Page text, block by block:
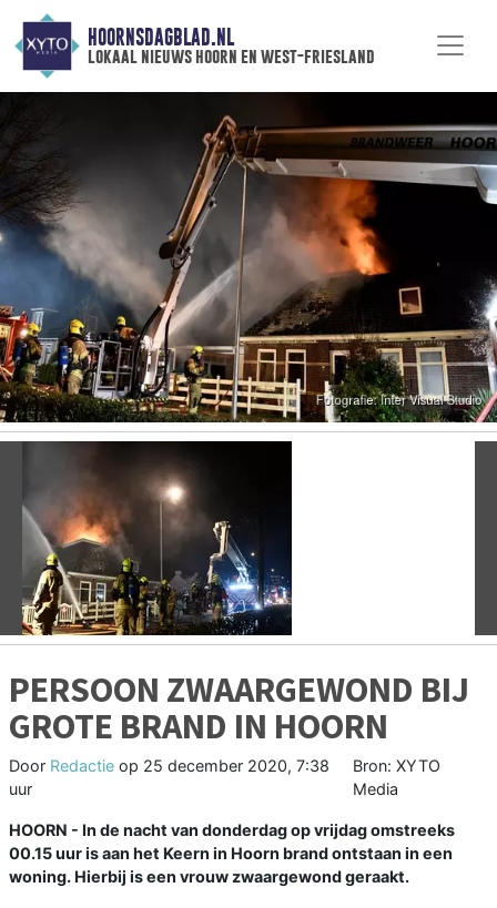
HOORNSDAGBLAD.NL
lokaal nieuws hoorn en west-friesland
Vorige
PERSOON ZWAARGEWOND BIJ
GROTE BRAND IN HOORN
Door Redactie op 25 december 2020, 7:38
uur
Bron: XYTO
Media
HOORN - In de nacht van donderdag op vrijdag omstreeks
00.15 uur is aan het Keern in Hoorn brand ontstaan in een
woning. Hierbij is een vrouw zwaargewond geraakt.